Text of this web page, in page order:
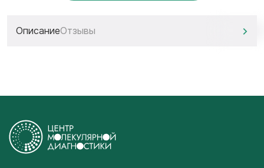
ОписаниеОтзывы